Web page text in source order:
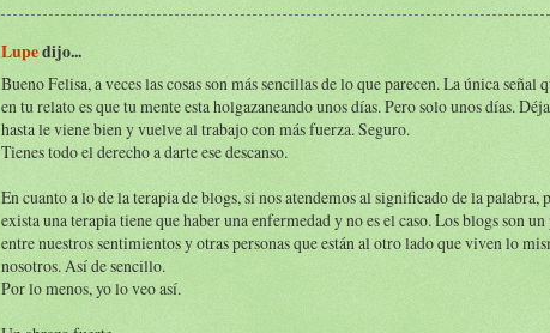
Lupedijo...
Bueno Felisa, a veces las cosas son más sencillas de lo que parecen. La única señal
en tu relato es que tu mente esta holgazaneando unos días. Pero solo unos días.
hasta le viene bien y vuelve al trabajo con más fuerza. Seguro.
Tienes todo el derecho a darte ese descanso.
En cuanto a lo de la terapia de blogs, si nos atendemos al significado de la palabra,
exista una terapia tiene que haber una enfermedad y no es el caso. Los blogs son un
entre nuestros sentimientos y otras personas que están al otro lado que viven lo
nosotros. Así de sencillo.
Por lo menos, yo lo veo así.